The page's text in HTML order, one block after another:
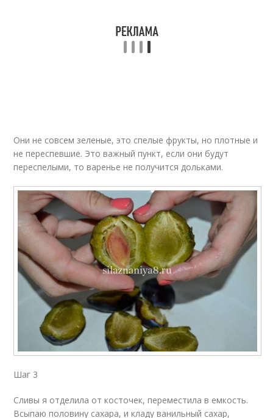
Они не совсем зеленые, это спелые фрукты, но плотные и
не переспевшие. Это важный пункт, если они будут
переспелыми, то варенье не получится дольками.
Шаг 3
Сливы я отделила от косточек, переместила в емкость.
Всыпаю половину сахара, и кладу ванильный сахар,